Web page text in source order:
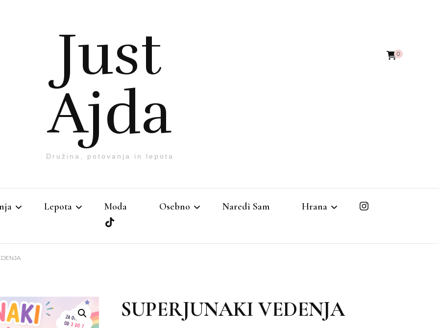
Just
Ajda
Družina, potovanja in lepota
0
Lepota
Nega las
Nohti
Moda Osebno Naredi Sam Hrana
SUPERJUNAKI VEDENJA